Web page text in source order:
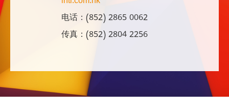
电话：(852) 2865 0062
传真：(852) 2804 2256